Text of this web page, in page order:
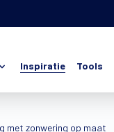
Inspiratie Tools
met zonwering op maat